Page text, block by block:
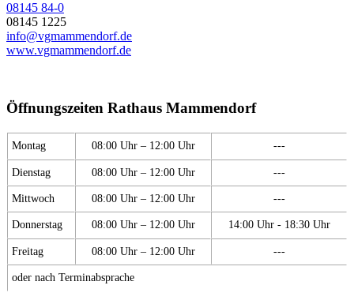
08145 84-0
08145 1225
info@vgmammendorf.de
www.vgmammendorf.de
Öffnungszeiten Rathaus Mammendorf
Montag 08:00 Uhr – 12:00 Uhr ---
Dienstag 08:00 Uhr – 12:00 Uhr ---
Mittwoch 08:00 Uhr – 12:00 Uhr ---
Donnerstag 08:00 Uhr – 12:00 Uhr 14:00 Uhr - 18:30 Uhr
Freitag 08:00 Uhr – 12:00 Uhr ---
oder nach Terminabsprache